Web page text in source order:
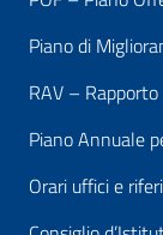
Piano di
RAV –
Piano Annuale
Orari uffici e